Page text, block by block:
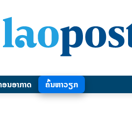
ນອາກາດ ຄົ້ນຫາວຽກ